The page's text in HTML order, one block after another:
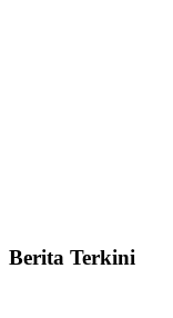
Berita Terkini